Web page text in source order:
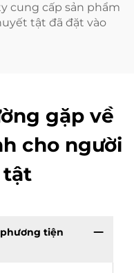
cung cấp sản phẩm
tật đã đặt vào
gặp về
cho người
tật
tiện